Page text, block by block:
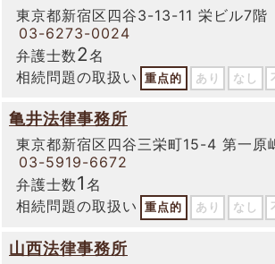
東京都新宿区四谷3-13-11 栄ビル7階
03-6273-0024
弁護士数2名
相続問題の取扱い
重点的 あり なし
亀井法律事務所
東京都新宿区四谷三栄町15-4 第一原
03-5919-6672
弁護士数1 名
相続問題の取扱い
重点的 あり なし
山西法律事務所